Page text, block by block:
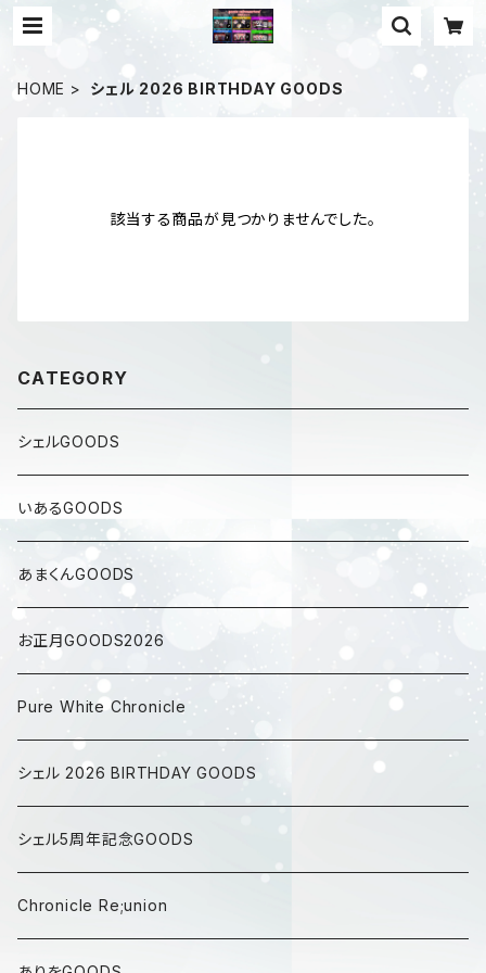
HOME シェル 2026 BIRTHDAY GOODS
該当する商品が見つかりませんでした。
CATEGORY
シェルGOODS
いあるGOODS
あまくんGOODS
お正月GOODS2026
Pure White Chronicle
シェル 2026 BIRTHDAY GOODS
シェル5周年記念GOODS
Chronicle Re;union